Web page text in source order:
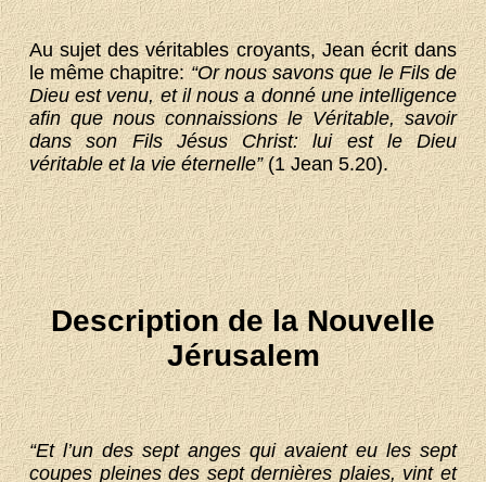
Au sujet des véritables croyants, Jean écrit dans
le même chapitre:“Or nous savons que le Fils de
Dieu est venu, et il nous a donné une intelligence
afin que nous connaissions le Véritable, savoir
dans son Fils Jésus Christ: lui est le Dieu
véritable et la vie éternelle”(1 Jean 5.20).
Description de la Nouvelle
Jérusalem
“Et l’un des sept anges qui avaient eu les sept
coupes pleines des sept dernières plaies, vint et